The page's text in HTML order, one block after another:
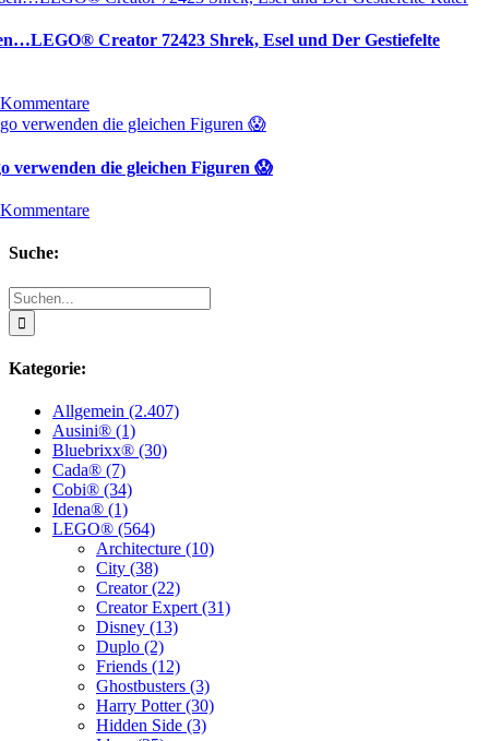
Creator 72423 Shrek, Esel und Der Gestiefelte
verwenden die gleichen Figuren 😱
Suche:
Suche
nach:
Kategorie:
Allgemein (2.407)
Ausini® (1)
Bluebrixx® (30)
Cada® (7)
Cobi® (34)
Idena® (1)
LEGO® (564)
Architecture (10)
City (38)
Creator (22)
Creator Expert (31)
Disney (13)
Duplo (2)
Friends (12)
Ghostbusters (3)
Harry Potter (30)
Hidden Side (3)